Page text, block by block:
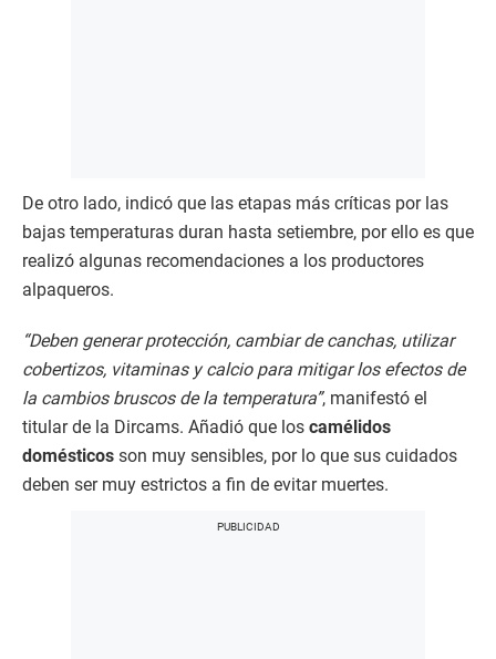
De otro lado, indicó que las etapas más críticas por las
bajas temperaturas duran hasta setiembre, por ello es que
realizó algunas recomendaciones a los productores
alpaqueros.
“Deben generar protección, cambiar de canchas, utilizar
cobertizos, vitaminas y calcio para mitigar los efectos de
la cambios bruscos de la temperatura”, manifestó el
titular de la Dircams. Añadió que los camélidos
domésticos son muy sensibles, por lo que sus cuidados
deben ser muy estrictos a fin de evitar muertes.